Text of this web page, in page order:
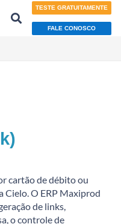
TESTE GRATUITAMENTE
FALE CONOSCO
cartão de débito ou
Cielo. O ERP Maxiprod
de links,
o controle de